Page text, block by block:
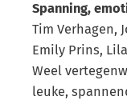
Spanning,
Tim Verhagen,
Emily Prins,
Weel
leuke,